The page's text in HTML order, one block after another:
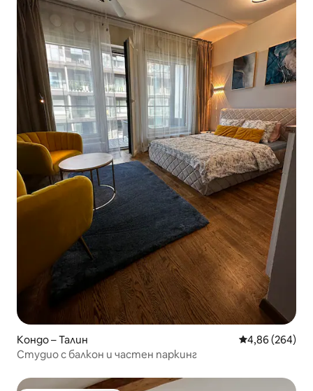
Кондо – Талин Средна
4,86 (264)
Студио с балкон и частен паркинг